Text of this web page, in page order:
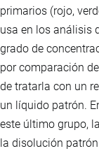
primarios (rojo,
usa en los análisis
grado de
por comparación
de tratarla con un
un líquido patrón.
este último grupo,
la disolución